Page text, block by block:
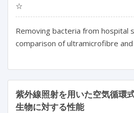
☆
Removing bacteria from hospital
comparison of ultramicrofibre
紫外線照射を用いた空気循環
生物に対する性能